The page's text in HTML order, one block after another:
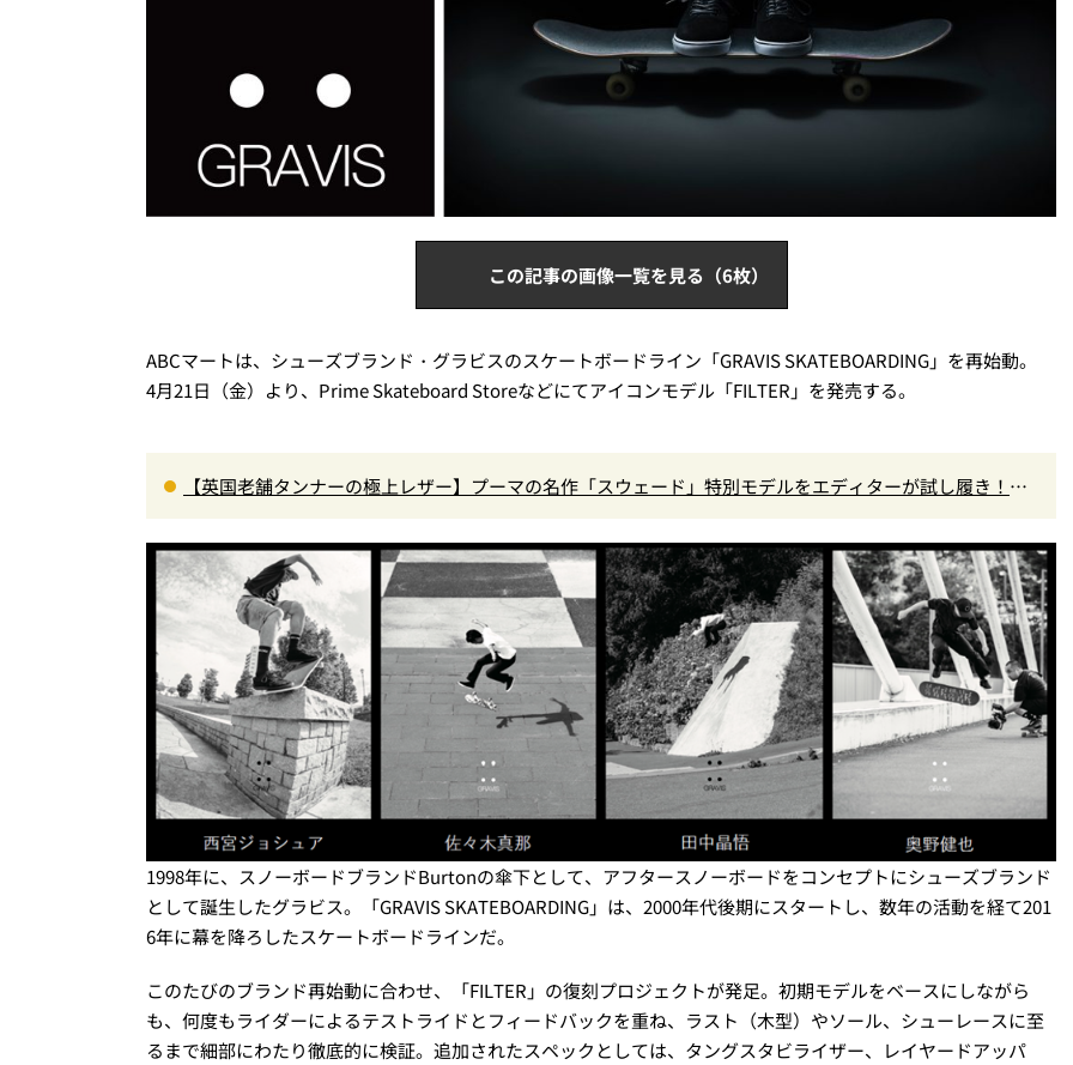
この記事の画像一覧を見る（6枚）
ABCマートは、シューズブランド・グラビスのスケートボードライン「GRAVIS SKATEBOARDING」を再始動。
4月21日（金）より、Prime Skateboard Storeなどにてアイコンモデル「FILTER」を発売する。
【英国老舗タンナーの極上レザー】プーマの名作「スウェード」特別モデルをエディターが試し履き！大
1998年に、スノーボードブランドBurtonの傘下として、アフタースノーボードをコンセプトにシューズブランド
として誕生したグラビス。「GRAVIS SKATEBOARDING」は、2000年代後期にスタートし、数年の活動を経て201
6年に幕を降ろしたスケートボードラインだ。
このたびのブランド再始動に合わせ、「FILTER」の復刻プロジェクトが発足。初期モデルをベースにしながら
も、何度もライダーによるテストライドとフィードバックを重ね、ラスト（木型）やソール、シューレースに至
るまで細部にわたり徹底的に検証。追加されたスペックとしては、タングスタビライザー、レイヤードアッパ